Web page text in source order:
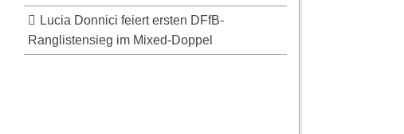
Lucia Donnici feiert ersten DFfB-
Ranglistensieg im Mixed-Doppel